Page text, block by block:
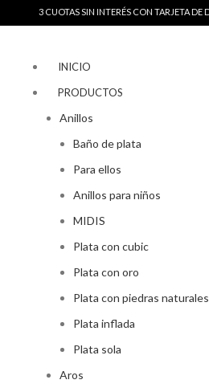
3 CUOTAS SIN INTERÉS CON TARJETA DE DEBITO
INICIO
PRODUCTOS
Anillos
Baño de plata
Para ellos
Anillos para niños
MIDIS
Plata con cubic
Plata con oro
Plata con piedras naturales
Plata inflada
Plata sola
Aros